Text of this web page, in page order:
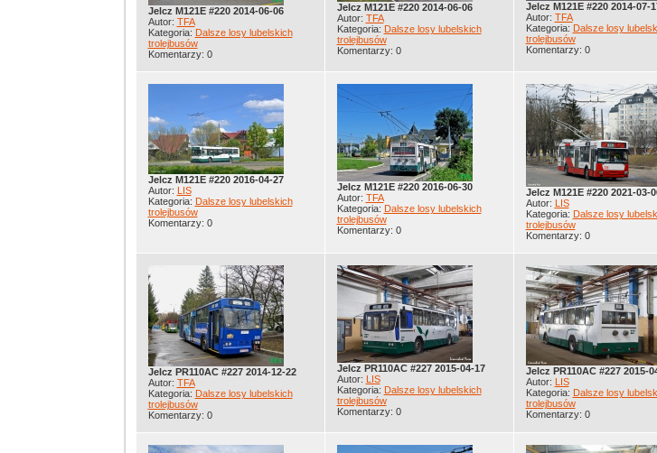
Jelcz M121E #220 2014-06-06
Autor: TFA
Kategoria: Dalsze losy lubelskich
trolejbusów
Komentarzy: 0
Jelcz M121E #220 2014-06-06
Autor: TFA
Kategoria: Dalsze losy lubelskich
trolejbusów
Komentarzy: 0
Jelcz M121E #220 2014-07-
Autor: TFA
Kategoria: Dalsze losy
trolejbusów
Komentarzy: 0
Jelcz M121E #220 2016-04-27
Autor: LIS
Kategoria: Dalsze losy lubelskich
trolejbusów
Komentarzy: 0
Jelcz M121E #220 2016-06-30
Autor: TFA
Kategoria: Dalsze losy lubelskich
trolejbusów
Komentarzy: 0
Jelcz M121E #220 2021-03-
Autor: LIS
Kategoria: Dalsze losy
trolejbusów
Komentarzy: 0
Jelcz PR110AC #227 2014-12-22
Autor: TFA
Kategoria: Dalsze losy lubelskich
trolejbusów
Komentarzy: 0
Jelcz PR110AC #227 2015-04-17
Autor: LIS
Kategoria: Dalsze losy lubelskich
trolejbusów
Komentarzy: 0
Jelcz PR110AC #227 2015-
Autor: LIS
Kategoria: Dalsze losy
trolejbusów
Komentarzy: 0